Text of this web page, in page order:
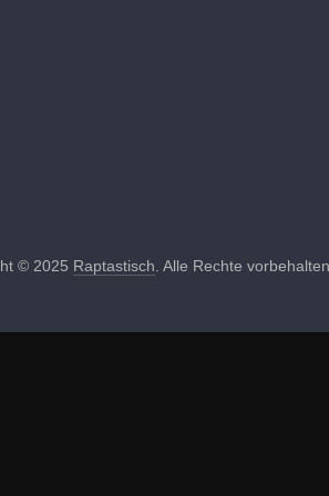
© 2025 Raptastisch . Alle Rechte